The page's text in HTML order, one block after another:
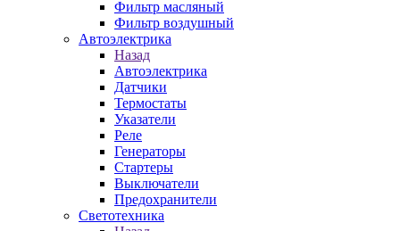
Фильтр масляный
Фильтр воздушный
Автоэлектрика
Назад
Автоэлектрика
Датчики
Термостаты
Указатели
Реле
Генераторы
Стартеры
Выключатели
Предохранители
Светотехника